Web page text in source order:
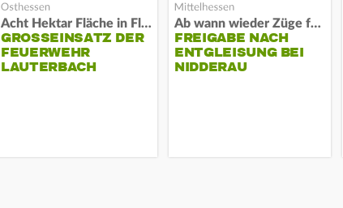
Acht Hektar Fläche in Flammen
GROSSEINSATZ DER F
EUERWEHR L
AUTERBACH
Ab wann wieder Züge fahren
FREIGABE NACH
ENTGLEISUNG BEI
NIDDERAU